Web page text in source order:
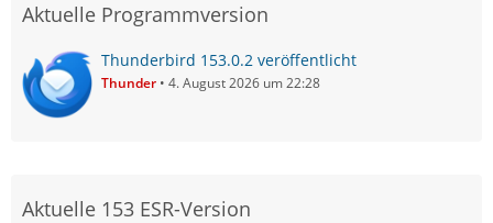
Aktuelle Programmversion
Thunderbird 153.0.2 veröffentlicht
Thunder 4. August 2026 um 22:28
Aktuelle 153 ESR-Version